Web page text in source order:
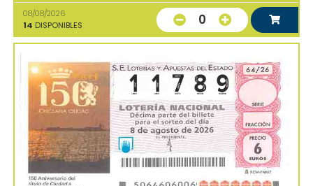
08/08/2026
14 DISPONIBLES 0